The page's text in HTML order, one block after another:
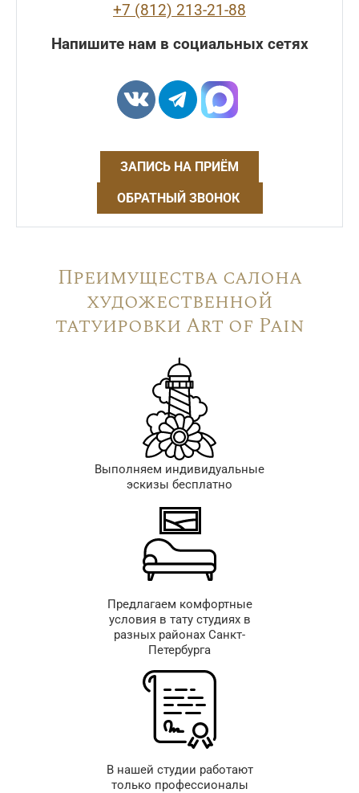
+7 (812) 213-21-88
Напишите нам в социальных сетях
ЗАПИСЬ НА ПРИЁМ
ОБРАТНЫЙ ЗВОНОК
Преимущества салона
художественной
татуировки Art of Pain
Выполняем индивидуальные
эскизы бесплатно
Предлагаем комфортные
условия в тату студиях в
разных районах Санкт-
Петербурга
В нашей студии работают
только профессионалы